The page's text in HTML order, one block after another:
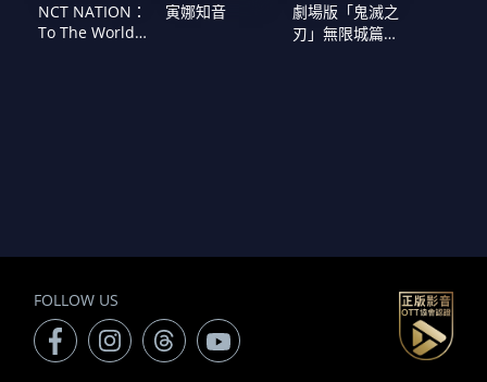
NCT NATION：
To The World
寅娜知音
劇場版「鬼滅之
刃」無限城篇
FOLLOW US